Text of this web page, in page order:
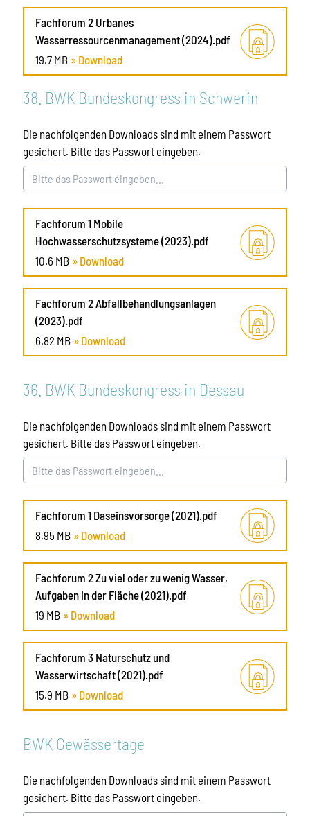
Fachforum 2 Urbanes
Wasserressourcenmanagement (2024).pdf
19.7 MB » Download
38. BWK Bundeskongress in Schwerin
Die nachfolgenden Downloads sind mit einem Passwort
gesichert. Bitte das Passwort eingeben.
Fachforum 1 Mobile
Hochwasserschutzsysteme (2023).pdf
10.6 MB » Download
Fachforum 2 Abfallbehandlungsanlagen
(2023).pdf
6.82 MB » Download
36. BWK Bundeskongress in Dessau
Die nachfolgenden Downloads sind mit einem Passwort
gesichert. Bitte das Passwort eingeben.
Fachforum 1 Daseinsvorsorge (2021).pdf
8.95 MB » Download
Fachforum 2 Zu viel oder zu wenig Wasser,
Aufgaben in der Fläche (2021).pdf
19 MB » Download
Fachforum 3 Naturschutz und
Wasserwirtschaft (2021).pdf
15.9 MB » Download
BWK Gewässertage
Die nachfolgenden Downloads sind mit einem Passwort
gesichert. Bitte das Passwort eingeben.